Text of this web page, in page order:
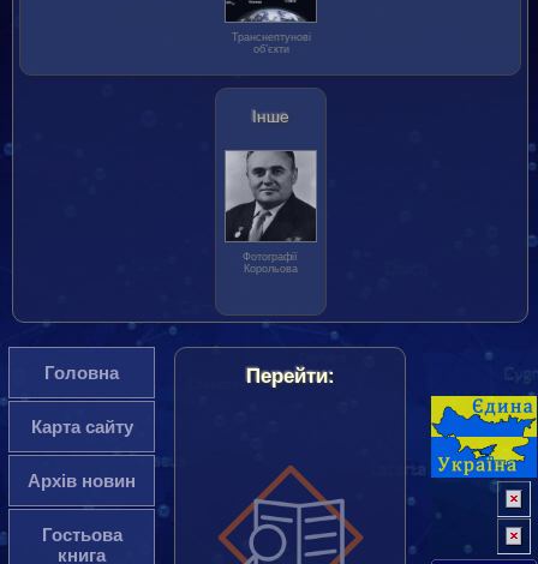
Транс­нептунові
об’єкти
Інше
Фотографії
Корольова
Головна
Карта сайту
Архів новин
Гостьова
книга
Перейти: